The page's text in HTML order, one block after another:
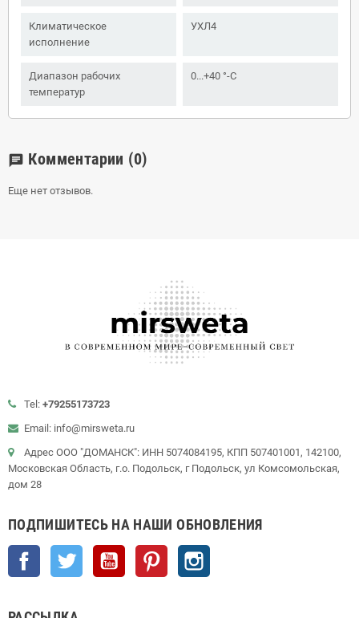
Климатическое
исполнение
УХЛ4
Диапазон рабочих
температур
0...+40 °-C
chat Комментарии (0)
Еще нет отзывов.
Tel: +79255173723
Email: info@mirsweta.ru
Адрес ООО "ДОМАНСК": ИНН 5074084195, КПП 507401001, 142100,
Московская Область, г.о. Подольск, г Подольск, ул Комсомольская,
дом 28
ПОДПИШИТЕСЬ НА НАШИ ОБНОВЛЕНИЯ
Facebook Twitter YouTube Pinterest